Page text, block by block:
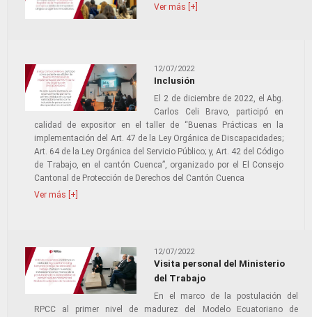
Ver más [+]
12/07/2022
Inclusión
El 2 de diciembre de 2022, el Abg.
Carlos Celi Bravo, participó en
calidad de expositor en el taller de “Buenas Prácticas en la
implementación del Art. 47 de la Ley Orgánica de Discapacidades;
Art. 64 de la Ley Orgánica del Servicio Público; y, Art. 42 del Código
de Trabajo, en el cantón Cuenca”, organizado por el El Consejo
Cantonal de Protección de Derechos del Cantón Cuenca
Ver más [+]
12/07/2022
Visita personal del Ministerio
del Trabajo
En el marco de la postulación del
RPCC al primer nivel de madurez del Modelo Ecuatoriano de